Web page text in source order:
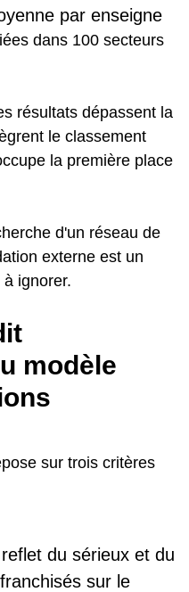
par enseigne
dans 100 secteurs
résultats dépassent la
le classement
la première place
d'un réseau de
externe est un
ignorer.
modèle
sur trois critères
du sérieux et du
sur le